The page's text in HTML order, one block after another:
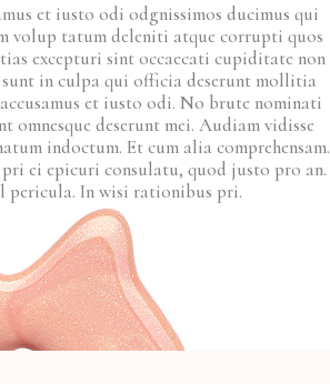
et iusto odi odgnissimos ducimus qui
volup tatum deleniti atque corrupti quos
excepturi sint occaecati cupiditate non
in culpa qui officia deserunt mollitia
et iusto odi. No brute nominati
omnesque deserunt mei. Audiam vidisse
indoctum. Et cum alia comprehensam.
ei epicuri consulatu, quod justo pro an.
pericula. In wisi rationibus pri.